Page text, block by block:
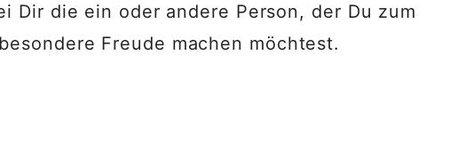
Dir die ein oder andere Person, der Du zum
Freude machen möchtest.